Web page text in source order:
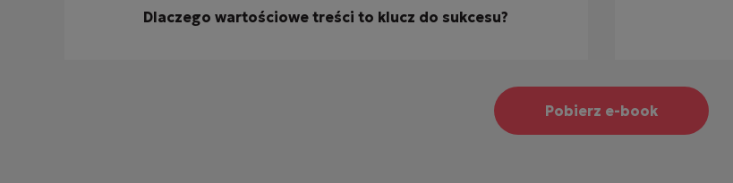
Dlaczego wartościowe treści to klucz do sukcesu?
Pobierz e-book